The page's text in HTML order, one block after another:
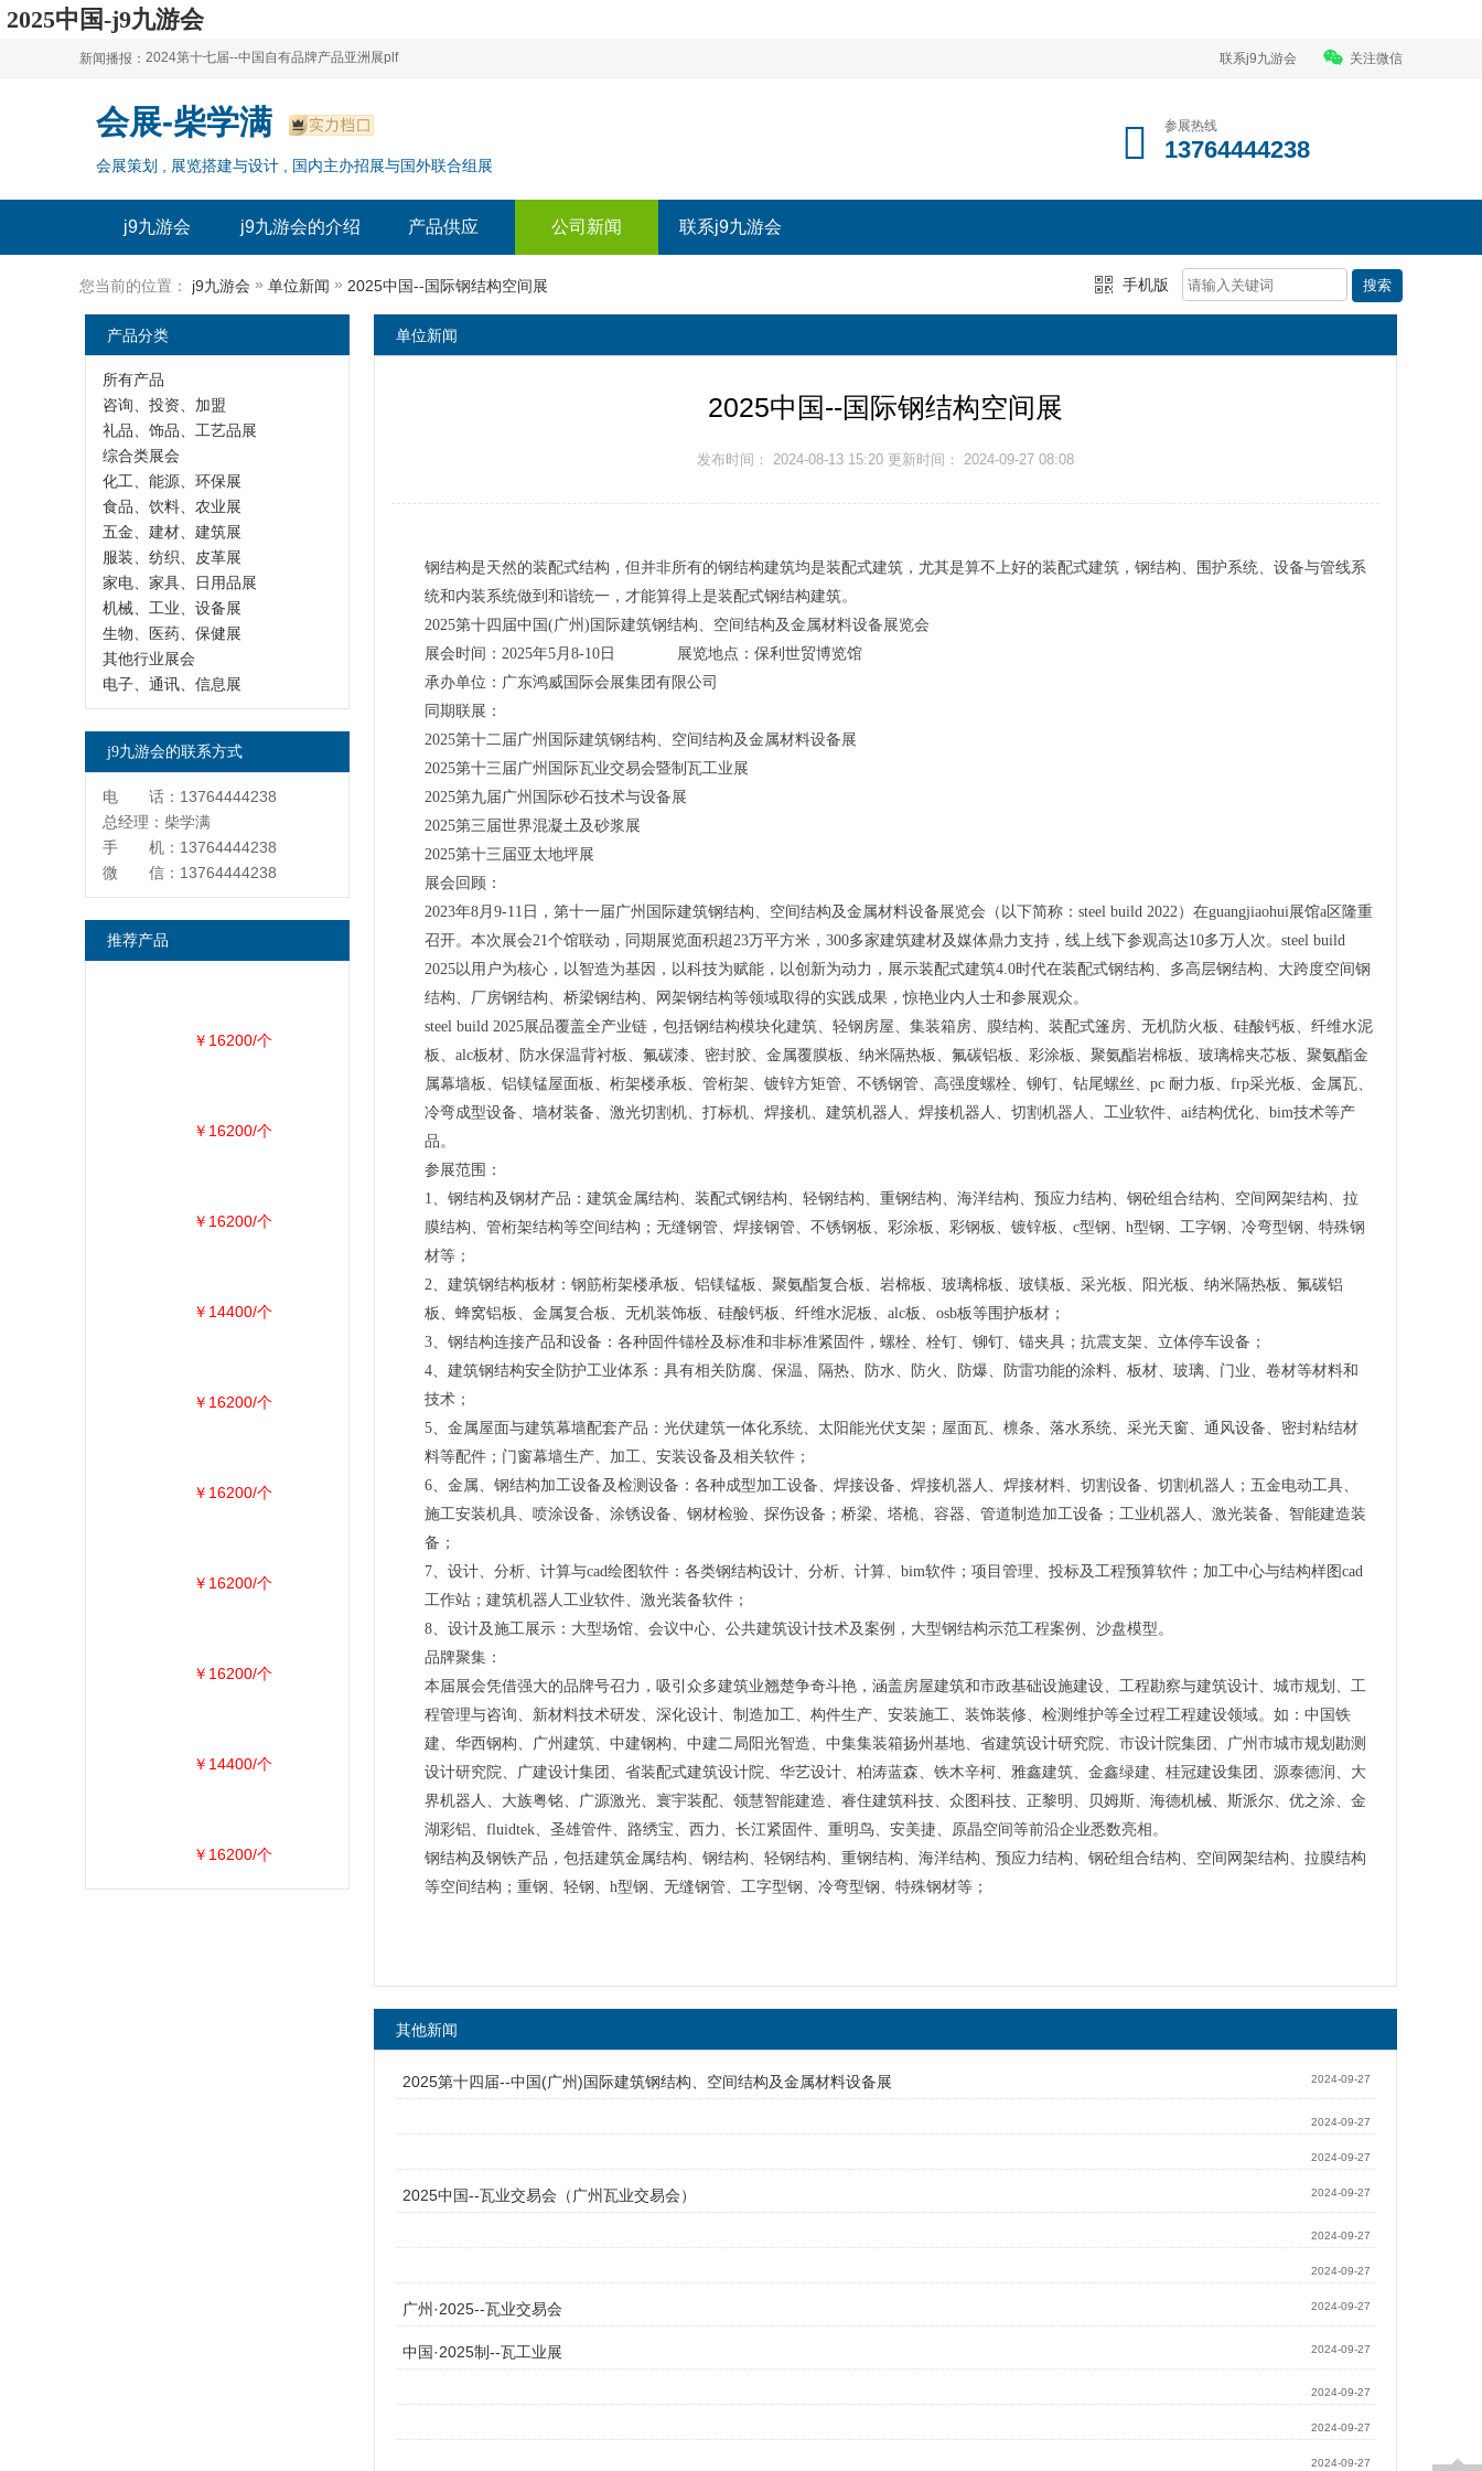
2025中国-j9九游会
新闻播报：
2024上海自有品牌展--百货展|食品展 零售展|oem展
2024全球自有--品牌产品亚洲展（plf）
2024上海自有品牌展--2024上海oem 贴牌代加工展
2024第十七届--中国自有品牌产品亚洲展plf
2024全球自有--品牌产品亚洲展（plf）
2024年上海--第17届自有品牌展
联系j9九游会 关注微信
会展-柴学满
会展策划 , 展览搭建与设计 , 国内主办招展与国外联合组展
参展热线
13764444238
j9九游会 j9九游会的介绍 产品供应 公司新闻 联系j9九游会
您当前的位置： j9九游会 » 单位新闻 » 2025中国--国际钢结构空间展 手机版
单位新闻
2025中国--国际钢结构空间展
发布时间： 2024-08-13 15:20 更新时间： 2024-09-27 08:08
钢结构是天然的装配式结构，但并非所有的钢结构建筑均是装配式建筑，尤其是算不上好的装配式建筑，钢结构、围护系统、设备与管线系
统和内装系统做到和谐统一，才能算得上是装配式钢结构建筑。
2025第十四届中国(广州)国际建筑钢结构、空间结构及金属材料设备展览会
展会时间：2025年5月8-10日 展览地点：保利世贸博览馆
承办单位：广东鸿威国际会展集团有限公司
同期联展：
2025第十二届广州国际建筑钢结构、空间结构及金属材料设备展
2025第十三届广州国际瓦业交易会暨制瓦工业展
2025第九届广州国际砂石技术与设备展
2025第三届世界混凝土及砂浆展
2025第十三届亚太地坪展
展会回顾：
2023年8月9-11日，第十一届广州国际建筑钢结构、空间结构及金属材料设备展览会（以下简称：steel build 2022）在guangjiaohui展馆a区隆重
召开。本次展会21个馆联动，同期展览面积超23万平方米，300多家建筑建材及媒体鼎力支持，线上线下参观高达10多万人次。steel build
2025以用户为核心，以智造为基因，以科技为赋能，以创新为动力，展示装配式建筑4.0时代在装配式钢结构、多高层钢结构、大跨度空间钢
结构、厂房钢结构、桥梁钢结构、网架钢结构等领域取得的实践成果，惊艳业内人士和参展观众。
steel build 2025展品覆盖全产业链，包括钢结构模块化建筑、轻钢房屋、集装箱房、膜结构、装配式篷房、无机防火板、硅酸钙板、纤维水泥
板、alc板材、防水保温背衬板、氟碳漆、密封胶、金属覆膜板、纳米隔热板、氟碳铝板、彩涂板、聚氨酯岩棉板、玻璃棉夹芯板、聚氨酯金
属幕墙板、铝镁锰屋面板、桁架楼承板、管桁架、镀锌方矩管、不锈钢管、高强度螺栓、铆钉、钻尾螺丝、pc 耐力板、frp采光板、金属瓦、
冷弯成型设备、墙材装备、激光切割机、打标机、焊接机、建筑机器人、焊接机器人、切割机器人、工业软件、ai结构优化、bim技术等产
品。
参展范围：
1、钢结构及钢材产品：建筑金属结构、装配式钢结构、轻钢结构、重钢结构、海洋结构、预应力结构、钢砼组合结构、空间网架结构、拉
膜结构、管桁架结构等空间结构；无缝钢管、焊接钢管、不锈钢板、彩涂板、彩钢板、镀锌板、c型钢、h型钢、工字钢、冷弯型钢、特殊钢
材等；
2、建筑钢结构板材：钢筋桁架楼承板、铝镁锰板、聚氨酯复合板、岩棉板、玻璃棉板、玻镁板、采光板、阳光板、纳米隔热板、氟碳铝
板、蜂窝铝板、金属复合板、无机装饰板、硅酸钙板、纤维水泥板、alc板、osb板等围护板材；
3、钢结构连接产品和设备：各种固件锚栓及标准和非标准紧固件，螺栓、栓钉、铆钉、锚夹具；抗震支架、立体停车设备；
4、建筑钢结构安全防护工业体系：具有相关防腐、保温、隔热、防水、防火、防爆、防雷功能的涂料、板材、玻璃、门业、卷材等材料和
技术；
5、金属屋面与建筑幕墙配套产品：光伏建筑一体化系统、太阳能光伏支架；屋面瓦、檩条、落水系统、采光天窗、通风设备、密封粘结材
料等配件；门窗幕墙生产、加工、安装设备及相关软件；
6、金属、钢结构加工设备及检测设备：各种成型加工设备、焊接设备、焊接机器人、焊接材料、切割设备、切割机器人；五金电动工具、
施工安装机具、喷涂设备、涂锈设备、钢材检验、探伤设备；桥梁、塔桅、容器、管道制造加工设备；工业机器人、激光装备、智能建造装
备；
7、设计、分析、计算与cad绘图软件：各类钢结构设计、分析、计算、bim软件；项目管理、投标及工程预算软件；加工中心与结构样图cad
工作站；建筑机器人工业软件、激光装备软件；
8、设计及施工展示：大型场馆、会议中心、公共建筑设计技术及案例，大型钢结构示范工程案例、沙盘模型。
品牌聚集：
本届展会凭借强大的品牌号召力，吸引众多建筑业翘楚争奇斗艳，涵盖房屋建筑和市政基础设施建设、工程勘察与建筑设计、城市规划、工
程管理与咨询、新材料技术研发、深化设计、制造加工、构件生产、安装施工、装饰装修、检测维护等全过程工程建设领域。如：中国铁
建、华西钢构、广州建筑、中建钢构、中建二局阳光智造、中集集装箱扬州基地、省建筑设计研究院、市设计院集团、广州市城市规划勘测
设计研究院、广建设计集团、省装配式建筑设计院、华艺设计、柏涛蓝森、铁木辛柯、雅鑫建筑、金鑫绿建、桂冠建设集团、源泰德润、大
界机器人、大族粤铭、广源激光、寰宇装配、领慧智能建造、睿住建筑科技、众图科技、正黎明、贝姆斯、海德机械、斯派尔、优之涂、金
湖彩铝、fluidtek、圣雄管件、路绣宝、西力、长江紧固件、重明鸟、安美捷、原晶空间等前沿企业悉数亮相。
钢结构及钢铁产品，包括建筑金属结构、钢结构、轻钢结构、重钢结构、海洋结构、预应力结构、钢砼组合结构、空间网架结构、拉膜结构
等空间结构；重钢、轻钢、h型钢、无缝钢管、工字型钢、冷弯型钢、特殊钢材等；
其他新闻
2025第十四届--中国(广州)国际建筑钢结构、空间结构及金属材料设备展 2024-09-27
2024-09-27
2024-09-27
2025中国--瓦业交易会（广州瓦业交易会） 2024-09-27
2024-09-27
2024-09-27
广州·2025--瓦业交易会 2024-09-27
中国·2025制--瓦工业展 2024-09-27
2024-09-27
2024-09-27
2024-09-27
产品分类
所有产品
咨询、投资、加盟
礼品、饰品、工艺品展
综合类展会
化工、能源、环保展
食品、饮料、农业展
五金、建材、建筑展
服装、纺织、皮革展
家电、家具、日用品展
机械、工业、设备展
生物、医药、保健展
其他行业展会
电子、通讯、信息展
j9九游会的联系方式
电 话：13764444238
总经理：柴学满
手 机：13764444238
微 信：13764444238
推荐产品
￥16200/个
￥16200/个
￥16200/个
￥14400/个
￥16200/个
￥16200/个
￥16200/个
￥16200/个
￥14400/个
￥16200/个